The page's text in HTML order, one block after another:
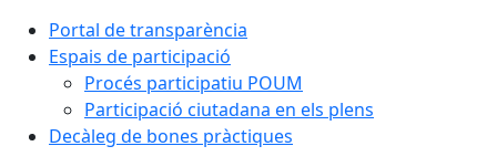
Portal de transparència
Espais de participació
Procés participatiu POUM
Participació ciutadana en els plens
Decàleg de bones pràctiques